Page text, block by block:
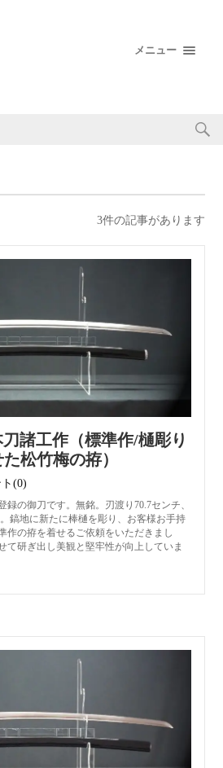
メニュー
3件の記事があります
諸工作（標準作/樋彫り
松竹梅の拵）
(0)
録の御刀です。無銘。刃渡り70.7センチ、
鎬地に新たに棒樋を彫り、お客様お手持
作の拵を着せるご依頼をいただきまし
て研ぎ出し美観と堅牢性が向上していま